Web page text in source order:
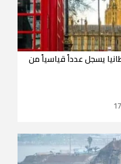
يسجل عدداً قياسياً من